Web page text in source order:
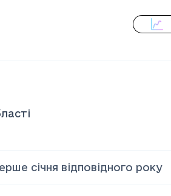
січня відповідного року